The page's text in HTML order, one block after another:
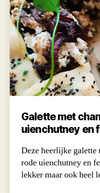
Galette met
uienchutney en
Deze heerlijke galette
rode uienchutney en
lekker maar ook heel